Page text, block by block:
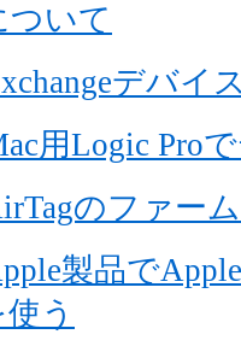
いて
デバイ
用Logic Pro
のファー
製品で
う